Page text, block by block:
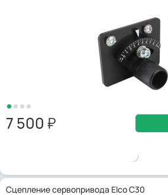
7 500
Сцепление сервопривода Elco C30